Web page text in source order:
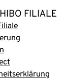
FILIALE